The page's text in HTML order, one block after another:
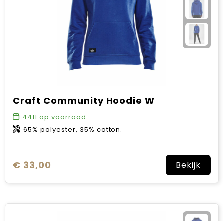
Craft Community Hoodie W
4411 op voorraad
65% polyester, 35% cotton.
€ 33,00 Bekijk